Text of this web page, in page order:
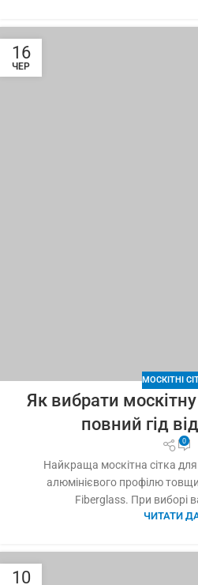
16
ЧЕР
МОСКІТНІ
Як вибрати
повний гід
0
Найкраща москітна сітка
алюмінієвого профілю
Fiberglass. При виборі
ЧИТАТИ
10